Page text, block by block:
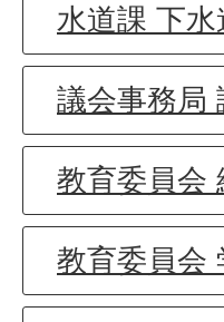
水道課 下水
議会事務局
教育委員会
教育委員会